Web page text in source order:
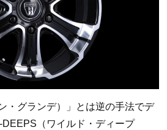
・グランデ）」とは逆の手法でデ
（ワイルド・ディープ